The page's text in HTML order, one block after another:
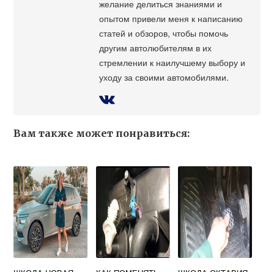
желание делиться знаниями и
опытом привели меня к написанию
статей и обзоров, чтобы помочь
другим автолюбителям в их
стремлении к наилучшему выбору и
уходу за своими автомобилями.
Вам также может понравиться: